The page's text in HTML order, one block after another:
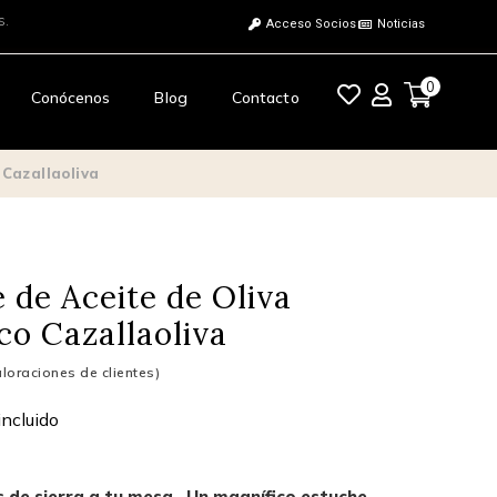
unidas. Acceso Socios Noticias
Conócenos Blog Contacto
0
de Aceite de Oliva
Cazallaoliva
de clientes)